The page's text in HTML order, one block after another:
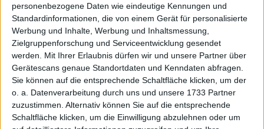
personenbezogene Daten wie eindeutige Kennungen und
Standardinformationen, die von einem Gerät für personalisierte
Werbung und Inhalte, Werbung und Inhaltsmessung,
Zielgruppenforschung und Serviceentwicklung gesendet
werden.
Mit Ihrer Erlaubnis dürfen wir und unsere Partner über
Gerätescans genaue Standortdaten und Kenndaten abfragen.
Sie können auf die entsprechende Schaltfläche klicken, um der
o. a. Datenverarbeitung durch uns und unsere 1733 Partner
zuzustimmen. Alternativ können Sie auf die entsprechende
Schaltfläche klicken, um die Einwilligung abzulehnen oder um
Fundamentale Kennzahlen
Die wichtigsten Finanzdaten auf
Blick
2020
2021 2022 2023 2024
2025
Umsatzerlöse
1 42,13 54,16 59,90 63,82 60,59 60,20
EBITDA1,2 3,34 6,68 7,36 7,21 4,56
3